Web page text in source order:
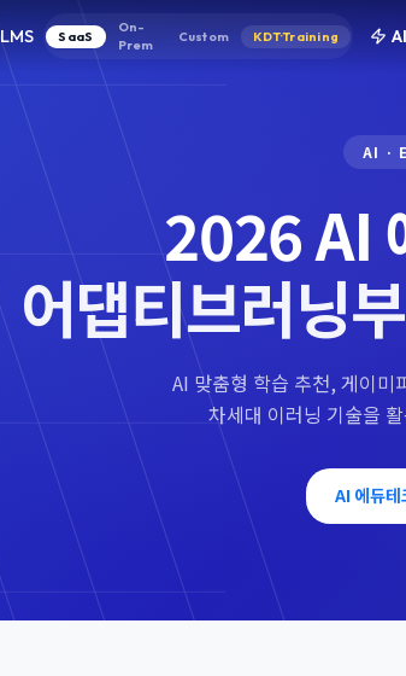
LMS SaaS
On-
Prem
Custom KDT·Training AI
AI ·
2026 AI
어댑티브러닝
AI 맞춤형 학습 추천, 게이미
차세대 이러닝 기술을
AI 에듀테